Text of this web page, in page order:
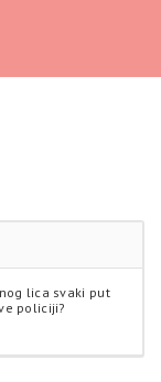
lica svaki put
policiji?